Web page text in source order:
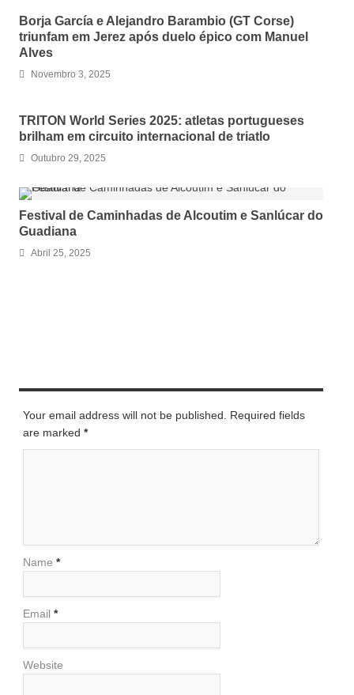
Borja García e Alejandro Barambio (GT Corse)
triunfam em Jerez após duelo épico com Manuel
Alves
Novembro 3, 2025
TRITON World Series 2025: atletas portugueses
brilham em circuito internacional de triatlo
Outubro 29, 2025
Festival de Caminhadas de Alcoutim e Sanlúcar do
Guadiana
Abril 25, 2025
Your email address will not be published. Required fields
are marked *
Name *
Email *
Website